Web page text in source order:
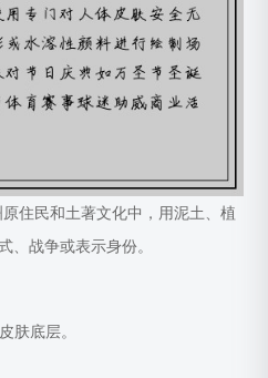
原住民和土著文化中，用泥土、植
、战争或表示身份。
肤底层。